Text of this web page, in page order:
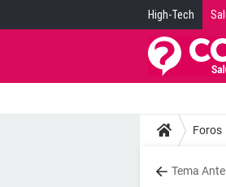
High-Tech
Foros
Tema